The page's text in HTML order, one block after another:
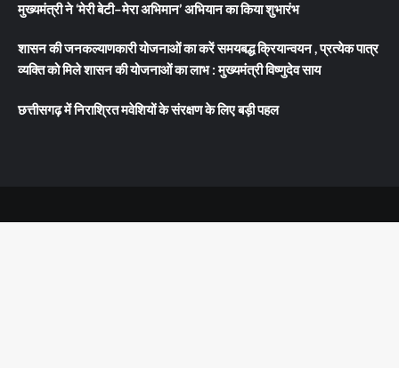
मुख्यमंत्री ने ‘मेरी बेटी–मेरा अभिमान’ अभियान का किया शुभारंभ
शासन की जनकल्याणकारी योजनाओं का करें समयबद्ध क्रियान्वयन , प्रत्येक पात्र
व्यक्ति को मिले शासन की योजनाओं का लाभ : मुख्यमंत्री विष्णुदेव साय
छत्तीसगढ़ में निराश्रित मवेशियों के संरक्षण के लिए बड़ी पहल